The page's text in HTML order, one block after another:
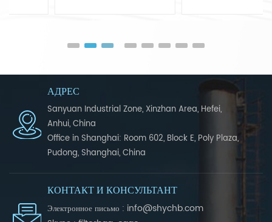
АДРЕС
Sanyuan Industrial Zone, Xinzhan Area, Hefei,
Anhui, China
Office in Shanghai: Room 602, Block E, Poly Plaza,
Pudong, Shanghai, China
КОНТАКТ И КОНСУЛЬТАНТ
Электронное письмо : info@shychb.com